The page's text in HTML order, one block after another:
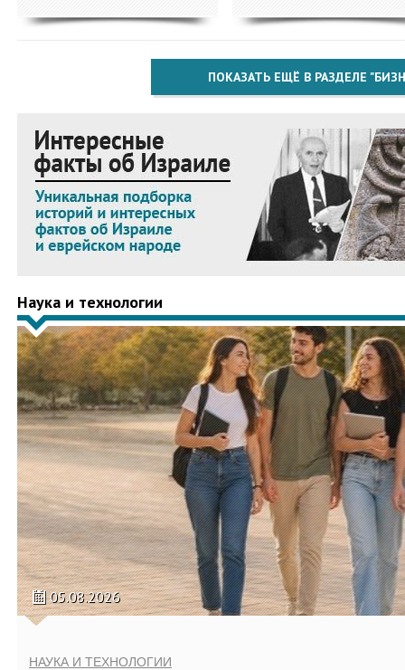
ПОКАЗАТЬ ЕЩЁ В РАЗДЕЛЕ
Наука и технологии
05.08.2026
НАУКА И ТЕХНОЛОГИИ